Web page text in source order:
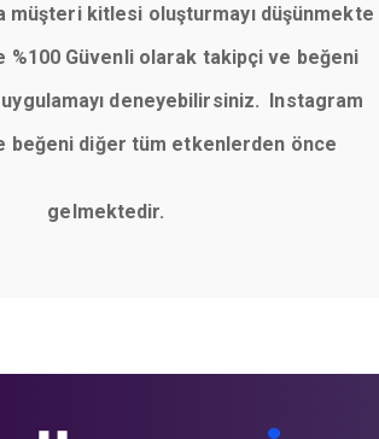
müşteri kitlesi oluşturmayı düşünmekte
%100 Güvenli olarak takipçi ve beğeni
deneyebilirsiniz. Instagram
beğeni diğer tüm etkenlerden önce
gelmektedir.